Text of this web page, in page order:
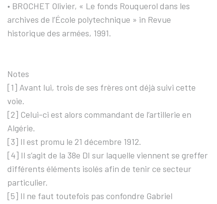
• BROCHET Olivier, « Le fonds Rouquerol dans les
archives de l’École polytechnique » in Revue
historique des armées, 1991.
Notes
[1] Avant lui, trois de ses frères ont déjà suivi cette
voie.
[2] Celui-ci est alors commandant de l’artillerie en
Algérie.
[3] Il est promu le 21 décembre 1912.
[4] Il s’agit de la 38e DI sur laquelle viennent se greffer
différents éléments isolés afin de tenir ce secteur
particulier.
[5] Il ne faut toutefois pas confondre Gabriel